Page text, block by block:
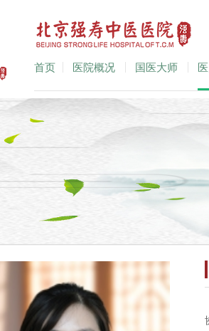
首页 医院概况 国医大师